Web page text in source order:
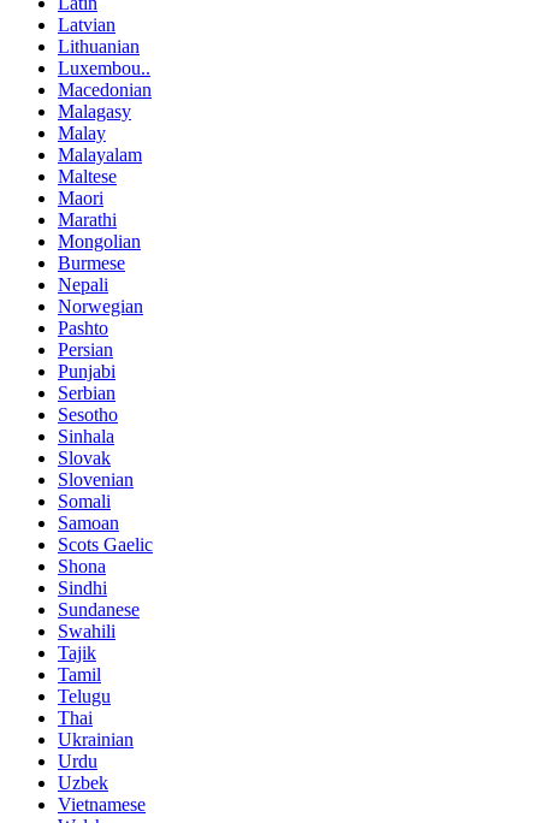
Latvian
Lithuanian
Luxembou..
Macedonian
Malagasy
Malay
Malayalam
Maltese
Maori
Marathi
Mongolian
Burmese
Nepali
Norwegian
Pashto
Persian
Punjabi
Serbian
Sesotho
Sinhala
Slovak
Slovenian
Somali
Samoan
Scots Gaelic
Shona
Sindhi
Sundanese
Swahili
Tajik
Tamil
Telugu
Thai
Ukrainian
Urdu
Uzbek
Vietnamese